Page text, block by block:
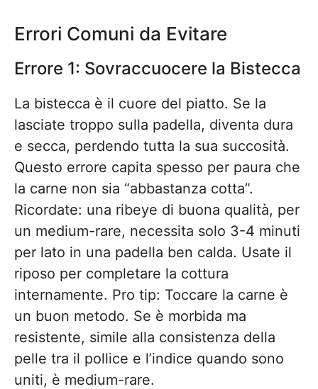
Errori Comuni da Evitare
Errore 1: Sovraccuocere la Bistecca
La bistecca è il cuore del piatto. Se la
lasciate troppo sulla padella, diventa dura
e secca, perdendo tutta la sua succosità.
Questo errore capita spesso per paura che
la carne non sia “abbastanza cotta”.
Ricordate: una ribeye di buona qualità, per
un medium-rare, necessita solo 3-4 minuti
per lato in una padella ben calda. Usate il
riposo per completare la cottura
internamente. Pro tip: Toccare la carne è
un buon metodo. Se è morbida ma
resistente, simile alla consistenza della
pelle tra il pollice e l’indice quando sono
uniti, è medium-rare.